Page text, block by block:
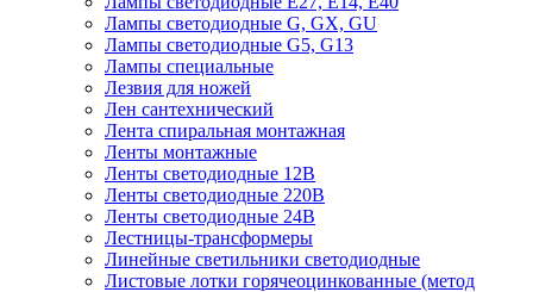
Лампы светодиодные G, GX, GU
Лампы светодиодные G5, G13
Лампы специальные
Лезвия для ножей
Лен сантехнический
Лента спиральная монтажная
Ленты монтажные
Ленты светодиодные 12В
Ленты светодиодные 220В
Ленты светодиодные 24В
Лестницы-трансформеры
Линейные светильники светодиодные
Листовые лотки горячеоцинкованные (метод